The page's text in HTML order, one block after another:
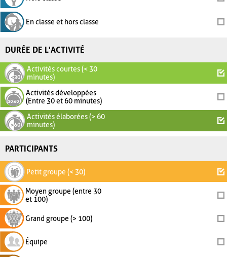
En classe et hors classe
DURÉE DE L'ACTIVITÉ
Activités courtes (< 30
minutes)
Activités développées
(Entre 30 et 60 minutes)
Activités élaborées (> 60
minutes)
PARTICIPANTS
Petit groupe (< 30)
Moyen groupe (entre 30
et 100)
Grand groupe (> 100)
Équipe